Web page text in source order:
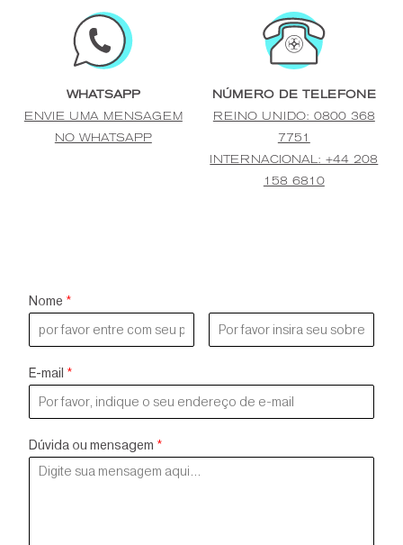
WHATSAPP
ENVIE UMA MENSAGEM
NO WHATSAPP
NÚMERO DE TELEFONE
REINO UNIDO: 0800 368
7751
INTERNACIONAL: +44 208
158 6810
Nome *
E-mail *
Dúvida ou mensagem *